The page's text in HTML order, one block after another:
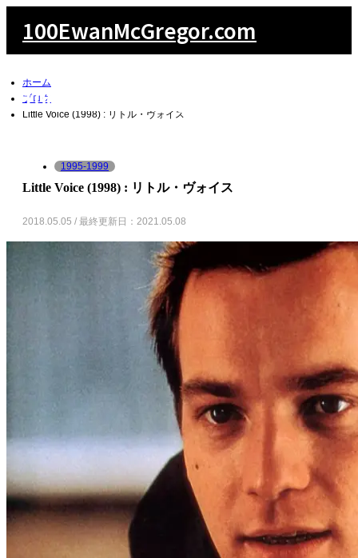
100EwanMcGregor.com
100EwanMcGregor.com
ホーム
ブログ
Little Voice (1998) : リトル・ヴォイス
1995-1999
Little Voice (1998) : リトル・ヴォイス
2018.05.05 / 最終更新日：2021.05.08